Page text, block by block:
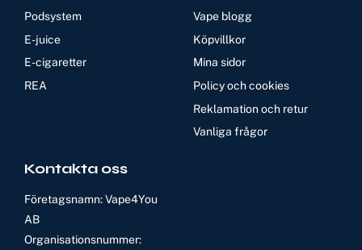
Podsystem
E-juice
E-cigaretter
REA
Vape blogg
Köpvillkor
Mina sidor
Policy och cookies
Reklamation och retur
Vanliga frågor
Kontakta oss
Företagsnamn: Vape4You
AB
Organisationsnummer: